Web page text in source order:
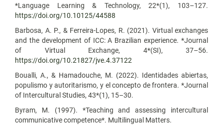
*Language Learning & Technology, 22*(1), 103–127.
https://doi.org/10.10125/44588
Barbosa, A. P., & Ferreira-Lopes, R. (2021). Virtual exchanges
and the development of ICC: A Brazilian experience. *Journal
of Virtual Exchange, 4*(SI), 37–56.
https://doi.org/10.21827/jve.4.37122
Boualli, A., & Hamadouche, M. (2022). Identidades abiertas,
populismo y autoritarismo, y el concepto de frontera. *Journal
of Intercultural Studies, 43*(1), 15–30.
Byram, M. (1997). *Teaching and assessing intercultural
communicative competence*. Multilingual Matters.